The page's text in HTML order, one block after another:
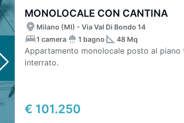
MONOLOCALE CON CANTINA
€ 101.250
Milano (MI) - Via Val Di Bondo 14
1 camera
1 bagno 48 Mq
Appartamento monolocale posto al
interrato.